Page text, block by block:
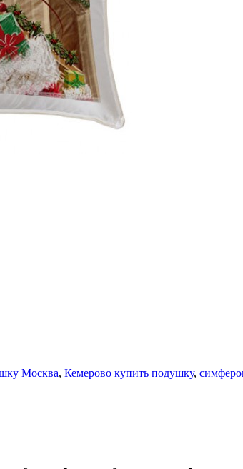
Москва, Кемерово купить подушку,